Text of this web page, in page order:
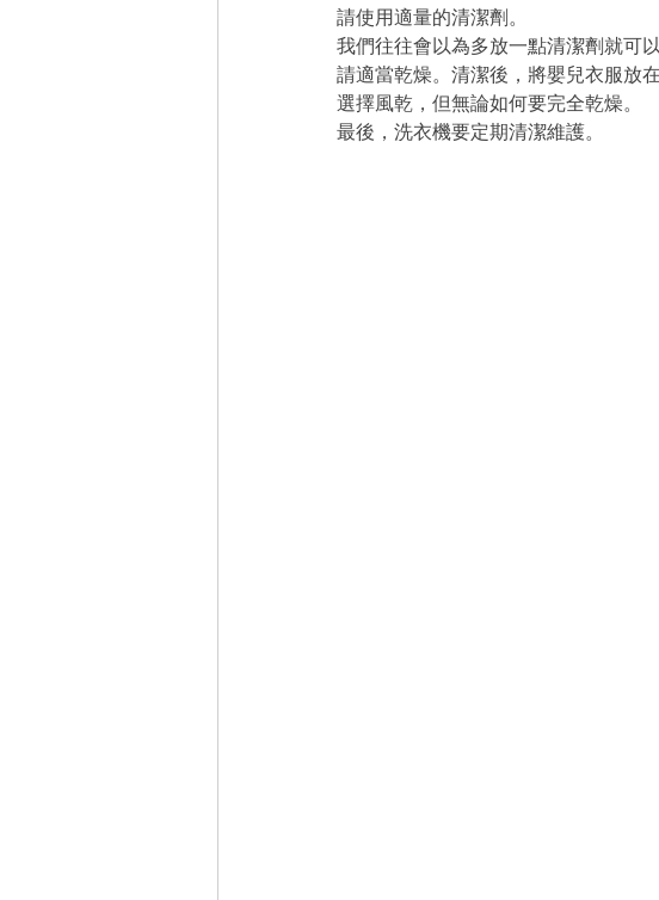
請使用適量的清潔劑。
我們往往會以為多放一點清潔劑就可
請適當乾燥。清潔後，將嬰兒衣服放
選擇風乾，但無論如何要完全乾燥。
最後，洗衣機要定期清潔維護。